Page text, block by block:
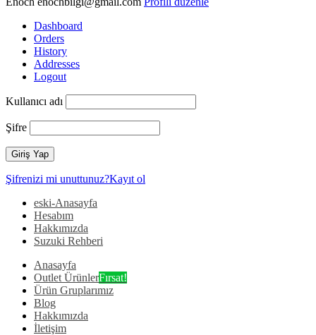
Dashboard
Orders
History
Addresses
Logout
Kullanıcı adı
Şifre
Şifrenizi mi unuttunuz?Kayıt ol
eski-Anasayfa
Hesabım
Hakkımızda
Suzuki Rehberi
Anasayfa
Outlet ÜrünlerFırsat!
Ürün Gruplarımız
Blog
Hakkımızda
İletişim